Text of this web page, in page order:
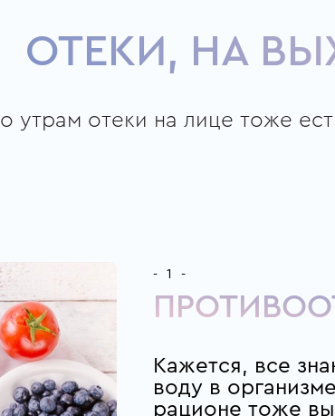
ОТЕКИ, НА
утрам отеки на лице тоже
- 1 -
Кажется, все
воду в
рационе тоже